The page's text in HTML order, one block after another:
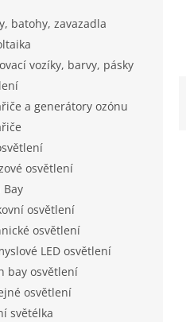
batohy, zavazadla
vozíky, barvy, pásky
a generátory ozónu
osvětlení
Bay
osvětlení
osvětlení
LED osvětlení
bay osvětlení
osvětlení
světélka